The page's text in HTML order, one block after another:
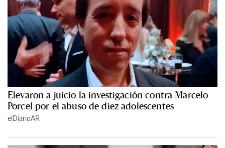
Elevaron a juicio la investigación contra Marcelo
Porcel por el abuso de diez adolescentes
elDiarioAR